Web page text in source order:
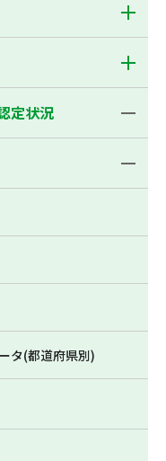
定状況
タ(都道府県別)